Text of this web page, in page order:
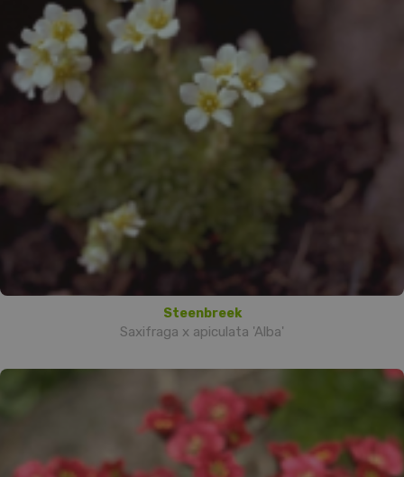
Steenbreek
Saxifraga x apiculata 'Alba'